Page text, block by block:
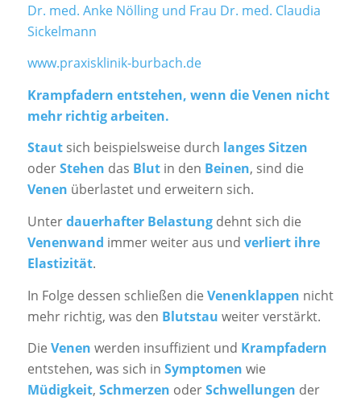
Dr. med. Anke Nölling und Frau Dr. med. Claudia
Sickelmann
www.praxisklinik-burbach.de
Krampfadern entstehen, wenn die Venen nicht
mehr richtig arbeiten.
Stautsich beispielsweise durch langes Sitzen
oderStehen das Blutin den Beinen, sind die
Venen überlastet und erweitern sich.
Unterdauerhafter Belastungdehnt sich die
Venenwand immer weiter aus und verliert ihre
Elastizität.
In Folge dessen schließen die Venenklappen nicht
mehr richtig, was den Blutstau weiter verstärkt.
Die Venen werden insuffizient und Krampfadern
entstehen, was sich in Symptomen wie
Müdigkeit, Schmerzen oderSchwellungen der